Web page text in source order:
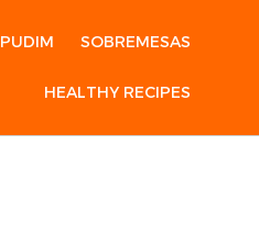
PUDIM SOBREMESAS
HEALTHY RECIPES